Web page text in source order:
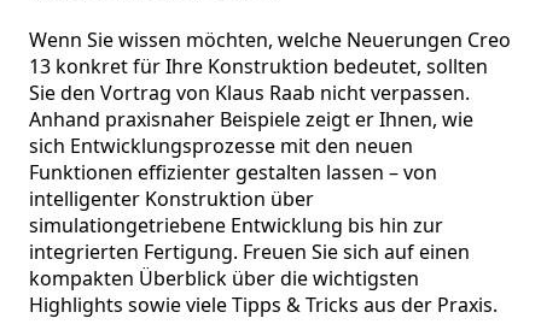
Wenn Sie wissen möchten, welche Neuerungen Creo
13 konkret für Ihre Konstruktion bedeutet, sollten
Sie den Vortrag von Klaus Raab nicht verpassen.
Anhand praxisnaher Beispiele zeigt er Ihnen, wie
sich Entwicklungsprozesse mit den neuen
Funktionen effizienter gestalten lassen – von
intelligenter Konstruktion über
simulationgetriebene Entwicklung bis hin zur
integrierten Fertigung. Freuen Sie sich auf einen
kompakten Überblick über die wichtigsten
Highlights sowie viele Tipps & Tricks aus der Praxis.